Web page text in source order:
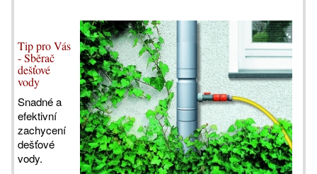
Tip pro Vás
- Sběrač
dešťové
vody
Snadné a
efektivní
zachycení
dešťové
vody.